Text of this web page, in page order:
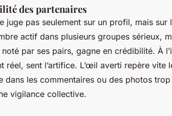
des partenaires
juge pas seulement sur un profil, mais sur
actif dans plusieurs groupes sérieux,
par ses pairs, gagne en crédibilité. À
réel, sent l’artifice. L’œil averti repère vite
dans les commentaires ou des photos
vigilance collective.